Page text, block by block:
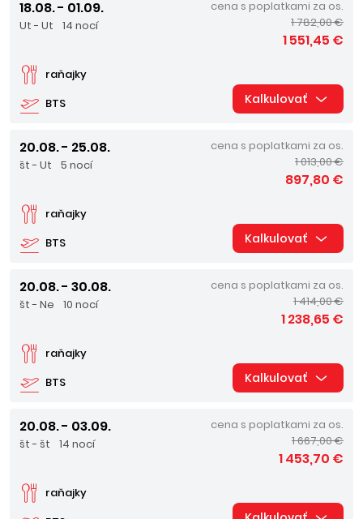
18.08. - 01.09.
Ut - Ut 14 nocí
BTS
raňajky
cena s poplatkami za os.
1 782,00 €
1 551,45 €
Kalkulovať
20.08. - 25.08.
št - Ut 5 nocí
BTS
raňajky
cena s poplatkami za os.
1 013,00 €
897,80 €
Kalkulovať
20.08. - 30.08.
št - Ne 10 nocí
BTS
raňajky
cena s poplatkami za os.
1 414,00 €
1 238,65 €
Kalkulovať
20.08. - 03.09.
št - št 14 nocí
raňajky
cena s poplatkami za os.
1 667,00 €
1 453,70 €